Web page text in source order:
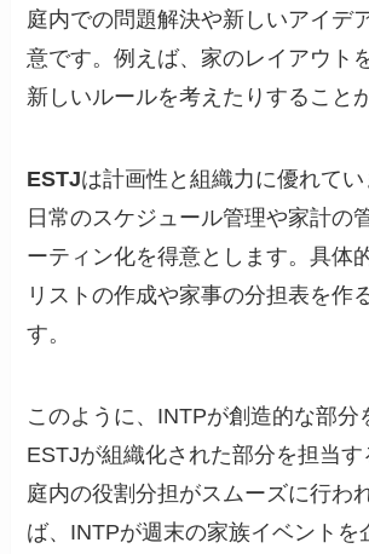
庭内での問題解決や新しいアイデ
意です。例えば、家のレイアウト
新しいルールを考えたりすること
ESTJは計画性と組織力に優れて
日常のスケジュール管理や家計の
ーティン化を得意とします。具体
リストの作成や家事の分担表を作
す。
このように、INTPが創造的な部分
ESTJが組織化された部分を担当
庭内の役割分担がスムーズに行わ
ば、INTPが週末の家族イベントを